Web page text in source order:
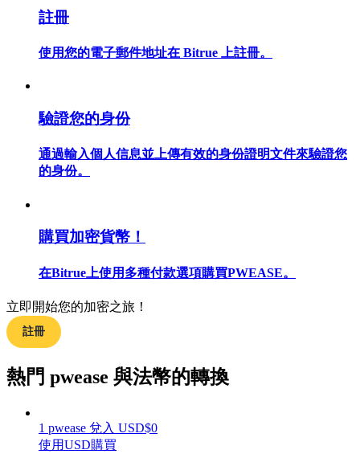
包含交易情況等的大數據分析
合約指南
交易策略
註冊
使用您的電子郵件地址在 Bitrue 上註冊。
驗證您的身份
通過輸入個人信息並上傳有效的身份證明文件來驗證您
的身份。
購買加密貨幣！
在Bitrue上使用多種付款選項購買PWEASE。
立即開始您的加密之旅！
註冊
熱門 pwease 與法幣的轉換
1 pwease 兌入 USD$0
使用USD購買